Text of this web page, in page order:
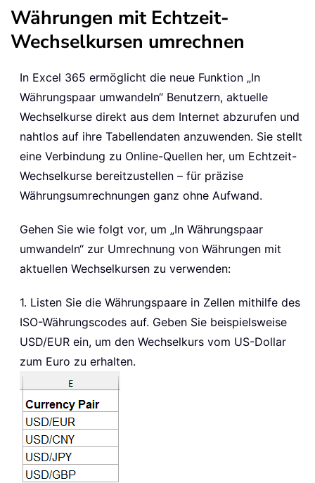
Währungen mit Echtzeit-
Wechselkursen umrechnen
In Excel 365 ermöglicht die neue Funktion „In
Währungspaar umwandeln“ Benutzern, aktuelle
Wechselkurse direkt aus dem Internet abzurufen und
nahtlos auf ihre Tabellendaten anzuwenden. Sie stellt
eine Verbindung zu Online-Quellen her, um Echtzeit-
Wechselkurse bereitzustellen – für präzise
Währungsumrechnungen ganz ohne Aufwand.
Gehen Sie wie folgt vor, um „In Währungspaar
umwandeln“ zur Umrechnung von Währungen mit
aktuellen Wechselkursen zu verwenden:
1. Listen Sie die Währungspaare in Zellen mithilfe des
ISO-Währungscodes auf. Geben Sie beispielsweise
USD/EUR ein, um den Wechselkurs vom US-Dollar
zum Euro zu erhalten.